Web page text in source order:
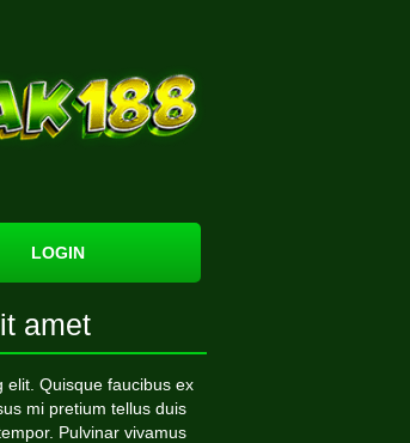
LOGIN
amet
elit. Quisque faucibus ex
mi pretium tellus duis
Pulvinar vivamus